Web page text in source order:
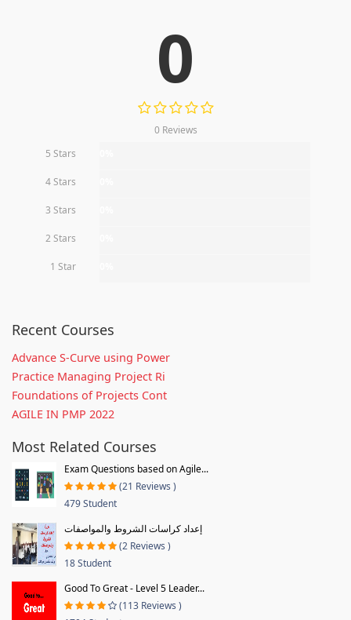
0
0 Reviews
5 Stars
4 Stars
3 Stars
2 Stars
1 Star
Recent Courses
Advance S-Curve using Power
Practice Managing Project Ri
Foundations of Projects Cont
AGILE IN PMP 2022
Most Related Courses
Exam Questions based on Agile...
(21 Reviews )
479 Student
إعداد كراسات الشروط والمواصفات
(2 Reviews )
18 Student
Good To Great - Level 5 Leader...
(113 Reviews )